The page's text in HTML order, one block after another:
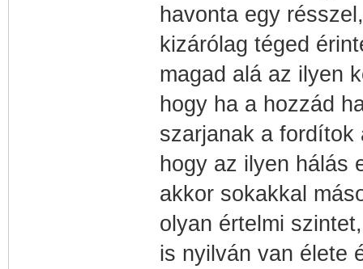
havonta egy
kizárólag téged
magad alá az ilyen
hogy ha a hozzád
szarjanak a fordítok
hogy az ilyen hálás
akkor sokakkal
olyan értelmi
is nyilván van élete